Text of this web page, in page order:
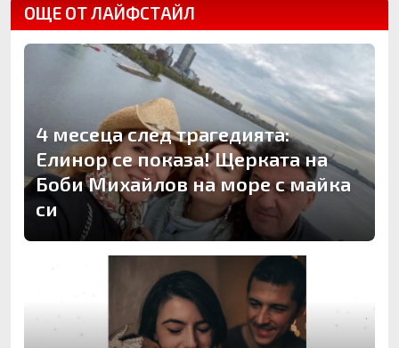
ОЩЕ ОТ ЛАЙФСТАЙЛ
4 месеца след трагедията:
Елинор се показа! Щерката на
Боби Михайлов на море с майка
си